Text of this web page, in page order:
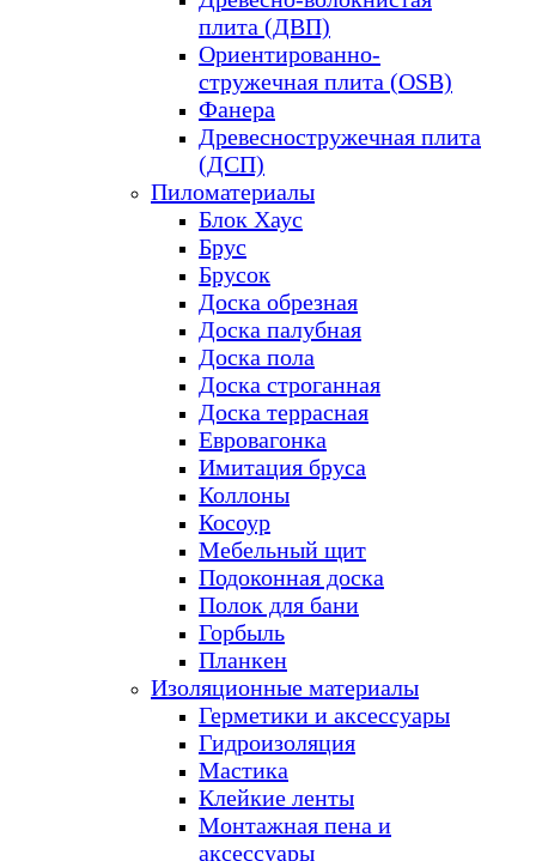
плита (ДВП)
Ориентированно-
стружечная плита (OSB)
Фанера
Древесностружечная плита
(ДСП)
Пиломатериалы
Блок Хаус
Брус
Брусок
Доска обрезная
Доска палубная
Доска пола
Доска строганная
Доска террасная
Евровагонка
Имитация бруса
Коллоны
Косоур
Мебельный щит
Подоконная доска
Полок для бани
Горбыль
Планкен
Изоляционные материалы
Герметики и аксессуары
Гидроизоляция
Мастика
Клейкие ленты
Монтажная пена и
аксессуары